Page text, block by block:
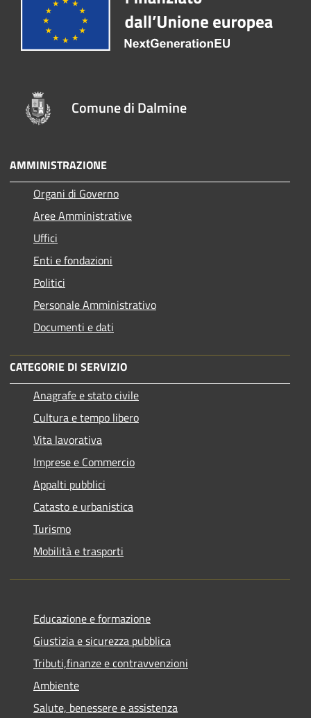
Comune di Dalmine
AMMINISTRAZIONE
Organi di Governo
Aree Amministrative
Uffici
Enti e fondazioni
Politici
Personale Amministrativo
Documenti e dati
CATEGORIE DI SERVIZIO
Anagrafe e stato civile
Cultura e tempo libero
Vita lavorativa
Imprese e Commercio
Appalti pubblici
Catasto e urbanistica
Turismo
Mobilità e trasporti
Educazione e formazione
Giustizia e sicurezza pubblica
Tributi,finanze e contravvenzioni
Ambiente
Salute, benessere e assistenza